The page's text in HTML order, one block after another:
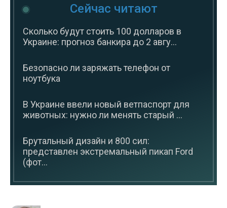
Сейчас читают
Сколько будут стоить 100 долларов в
Украине: прогноз банкира до 2 авгу...
Безопасно ли заряжать телефон от
ноутбука
В Украине ввели новый ветпаспорт для
животных: нужно ли менять старый ...
Брутальный дизайн и 800 сил:
представлен экстремальный пикап Ford
(фот...